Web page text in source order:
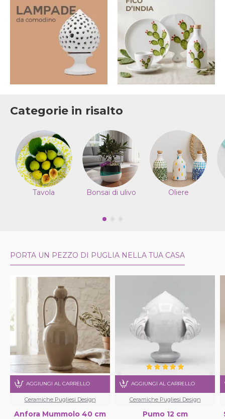
Categorie in risalto
Tavola Bonsai di ulivo Oliere
PORTA UN PEZZO DI PUGLIA NELLA TUA CASA
Ceramiche Pugliesi Design
Anfora Mummolo 40 cm
AGGIUNGI AL CARRELLO
Ceramiche Pugliesi Design
Pumo 12 cm
AGGIUNGI AL CARRELLO